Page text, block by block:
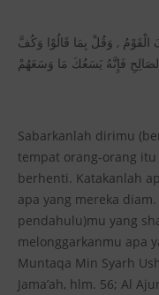
, وَقُلْ بِمَا قَالُوْا وَكُفَّ
فَإِنَّهُ يَسَعُكَ مَا وَسَعَهُمْ
Sabarkanlah dirimu
tempat orang-orang itu
berhenti. Katakanlah
apa yang mereka
pendahulu)mu yang
melonggarkanmu apa
Muntaqa Min Syarh
Jama’ah, hlm. 56; Al